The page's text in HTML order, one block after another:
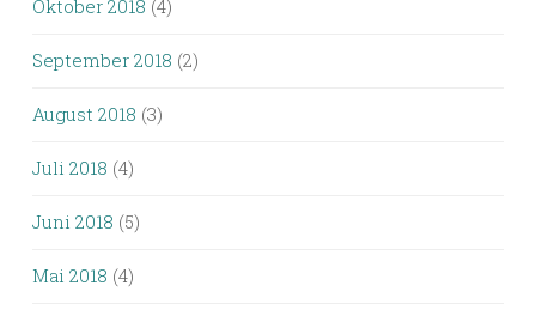
Oktober 2018 (4)
September 2018 (2)
August 2018 (3)
Juli 2018 (4)
Juni 2018 (5)
Mai 2018 (4)